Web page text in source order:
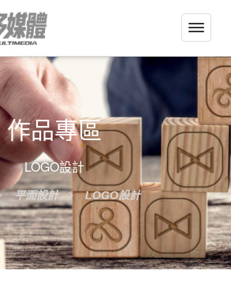
切
換
導
選
單
作品專區
LOGO設計
平面設計 LOGO設計